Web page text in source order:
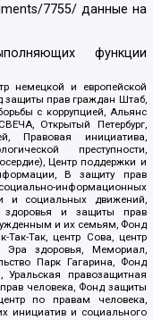
7755/ данные на
функции
немецкой и европейской
защиты прав граждан Штаб,
с коррупцией, Альянс
Открытый Петербург,
Правовая инициатива,
преступности,
Центр поддержки и
В защиту прав
информационных
и социальных движений,
здоровья и защиты прав
и их семьям, Фонд
Так-Так, центр Сова, центр
Эра здоровья, Мемориал,
Парк Гагарина, Фонд
правозащитная
человека, Фонд защиты
по правам человека,
инициатив и социального